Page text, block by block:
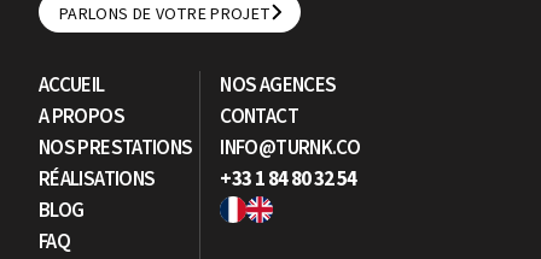
PARLONS DE VOTRE PROJET
PARLONS DE VOTRE PROJET
ACCUEIL
A PROPOS
NOS PRESTATIONS
RÉALISATIONS
BLOG
FAQ
NOS AGENCES
CONTACT
INFO@TURNK.CO
+33 1 84 80 32 54